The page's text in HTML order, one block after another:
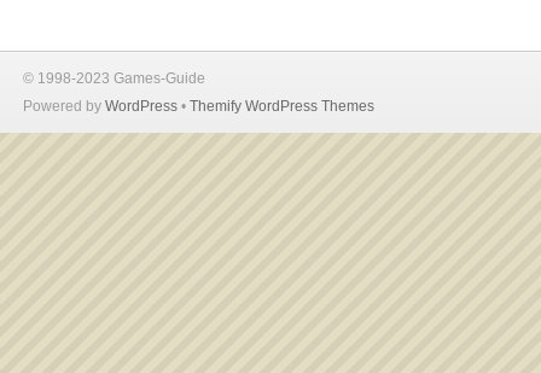
© 1998-2023 Games-Guide
Powered by WordPress • Themify WordPress Themes